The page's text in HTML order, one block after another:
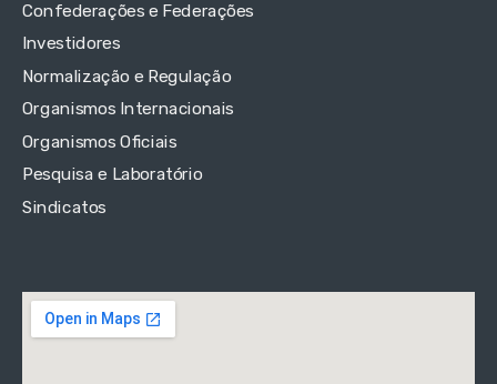
Confederações e Federações
Investidores
Normalização e Regulação
Organismos Internacionais
Organismos Oficiais
Pesquisa e Laboratório
Sindicatos